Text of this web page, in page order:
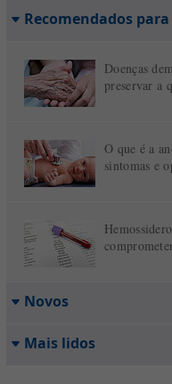
Recomendados
Doenças
preservar a
O que é a
sintomas e
Novos
Mais lidos